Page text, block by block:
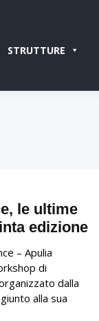
STRUTTURE
le ultime
edizione
– Apulia
di
dalla
alla sua